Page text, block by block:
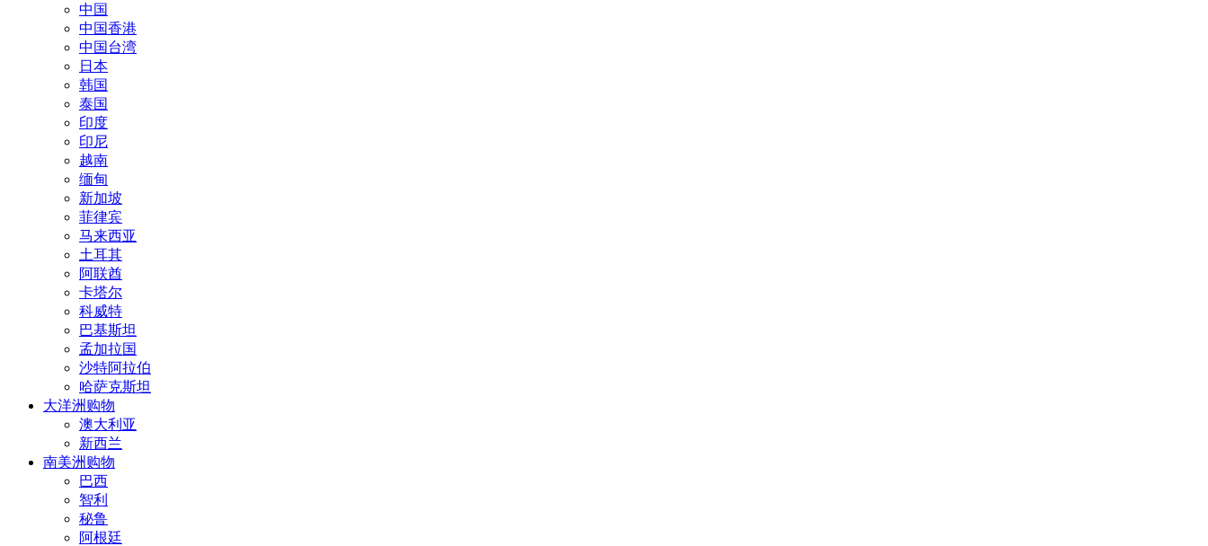
中国
中国香港
中国台湾
日本
韩国
泰国
印度
印尼
越南
缅甸
新加坡
菲律宾
马来西亚
土耳其
阿联酋
卡塔尔
科威特
巴基斯坦
孟加拉国
沙特阿拉伯
哈萨克斯坦
大洋洲购物
澳大利亚
新西兰
南美洲购物
巴西
智利
秘鲁
阿根廷